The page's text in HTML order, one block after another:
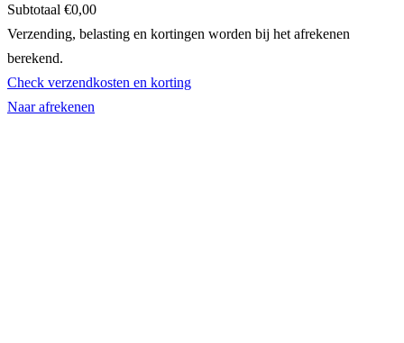
Producten
in
winkelwagen
Subtotaal €0,00
Verzending, belasting en kortingen worden bij het afrekenen
berekend.
Check verzendkosten en korting
Naar afrekenen